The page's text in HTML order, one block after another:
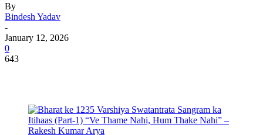
By
Bindesh Yadav
-
January 12, 2026
0
643